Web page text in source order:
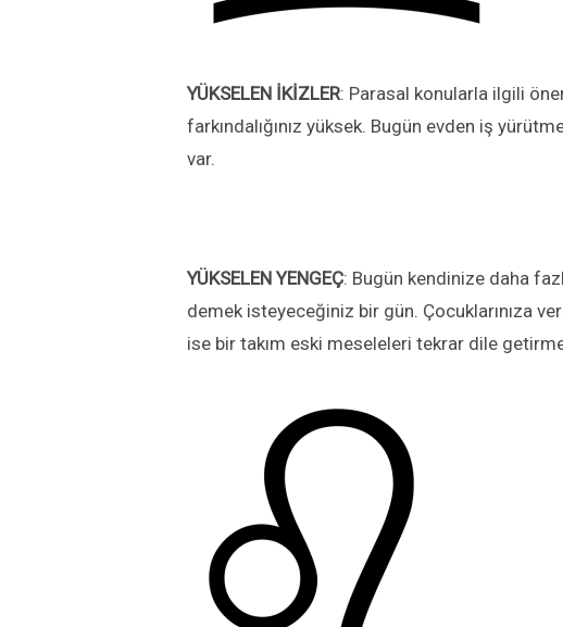
YÜKSELEN İKİZLER: Parasal konularla ilgili
farkındalığınız yüksek. Bugün evden iş
var.
YÜKSELEN YENGEÇ: Bugün kendinize daha
demek isteyeceğiniz bir gün. Çocuklarınıza
ise bir takım eski meseleleri tekrar dile